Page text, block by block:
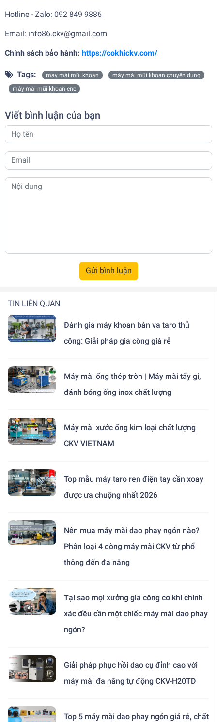
TIN LIÊN QUAN
Đánh giá máy khoan bàn va taro thủ
công: Giải pháp gia công giá rẻ
Máy mài ống thép tròn | Máy mài tẩy gỉ,
đánh bóng ống inox chất lượng
Máy mài xước ống kim loại chất lượng
CKV VIETNAM
Top mẫu máy taro ren điện tay cần xoay
được ưa chuộng nhất 2026
Nên mua máy mài dao phay ngón nào?
Phân loại 4 dòng máy mài CKV từ phổ
thông đến đa năng
Tại sao mọi xưởng gia công cơ khí chính
xác đều cần một chiếc máy mài dao phay
ngón?
Giải pháp phục hồi dao cụ đỉnh cao với
máy mài đa năng tự động CKV-H20TD
Top 5 máy mài dao phay ngón giá rẻ, chất
Hotline - Zalo: 092 849 9886
Email: info86.ckv@gmail.com
Chính sách bảo hành: https://cokhickv.com/
Tags: máy mài mũi khoan
máy mài mũi khoan chuyên dụng
máy mài mũi khoan cnc
Viết bình luận của bạn
Gửi bình luận